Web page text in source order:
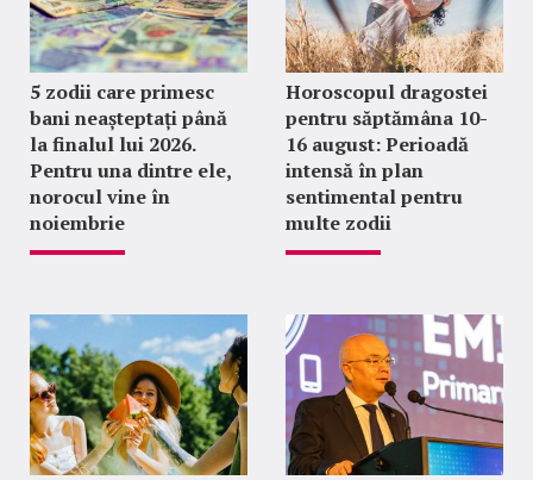
5 zodii care primesc
bani neașteptați până
la finalul lui 2026.
Pentru una dintre ele,
norocul vine în
noiembrie
Horoscopul dragostei
pentru săptămâna 10-
16 august: Perioadă
intensă în plan
sentimental pentru
multe zodii